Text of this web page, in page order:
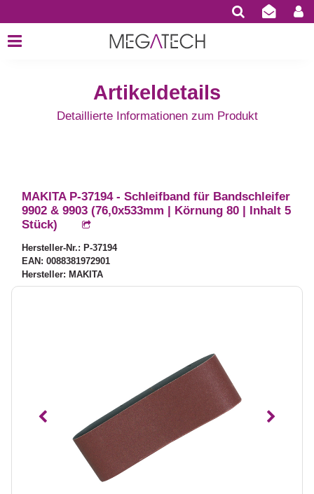
Artikeldetails
Detaillierte Informationen zum Produkt
MAKITA P-37194 - Schleifband für Bandschleifer
9902 & 9903 (76,0x533mm | Körnung 80 | Inhalt 5
Stück)
Hersteller-Nr.: P-37194
EAN: 0088381972901
Hersteller: MAKITA
Vorheriges